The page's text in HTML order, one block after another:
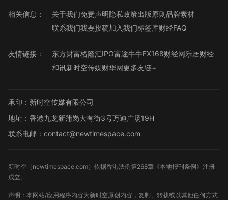
相关信息： 关于我们免责声明隐私政策出版原则品牌素材
联系我们我要投稿加入我们标签库财经FAQ
友情链接： 东方财富格隆汇IPO富途牛牛FX168财经网乐居财经
和讯新时空传媒财华网更多友链+
承印：新时空传媒有限公司
地址：香港九龙新蒲岗大有街3号万迪广场19H
联系电邮：contact@newtimespace.com
新时空（ newtimespace.com）依据香港法例第268章《本地报刊条例》注册
成立。
声明：本网站/应用程序内容为新时空原创内容，复制、转载或以其他任何方式